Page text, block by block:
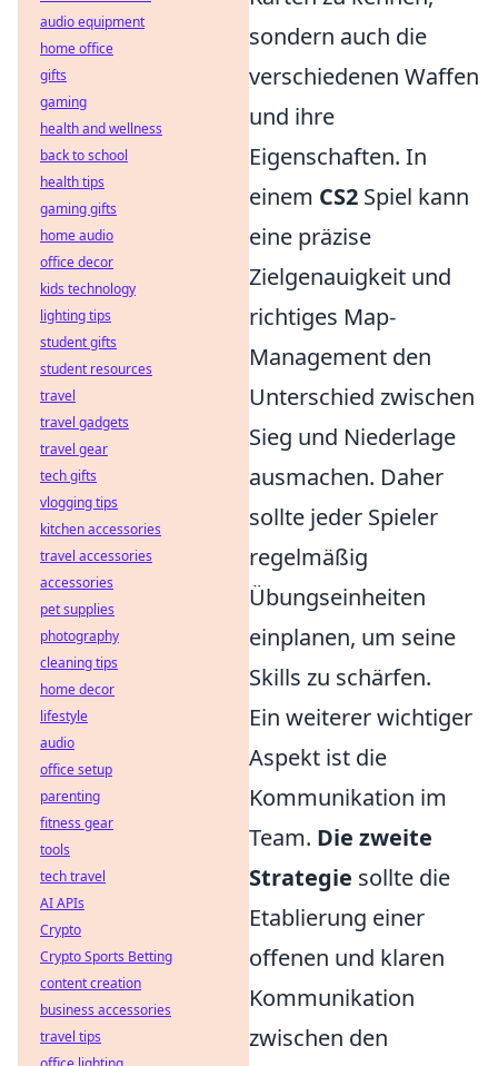
sondern auch die
verschiedenen Waffen
und ihre
Eigenschaften. In
einem CS2 Spiel kann
eine präzise
Zielgenauigkeit und
richtiges Map-
Management den
Unterschied zwischen
Sieg und Niederlage
ausmachen. Daher
sollte jeder Spieler
regelmäßig
Übungseinheiten
einplanen, um seine
Skills zu schärfen.
Ein weiterer wichtiger
Aspekt ist die
Kommunikation im
Team. Die zweite
Strategie sollte die
Etablierung einer
offenen und klaren
Kommunikation
zwischen den
audio equipment
home office
gifts
gaming
health and wellness
back to school
health tips
gaming gifts
home audio
office decor
kids technology
lighting tips
student gifts
student resources
travel
travel gadgets
travel gear
tech gifts
vlogging tips
kitchen accessories
travel accessories
accessories
pet supplies
photography
cleaning tips
home decor
lifestyle
audio
office setup
parenting
fitness gear
tools
tech travel
AI APIs
Crypto
Crypto Sports Betting
content creation
business accessories
travel tips